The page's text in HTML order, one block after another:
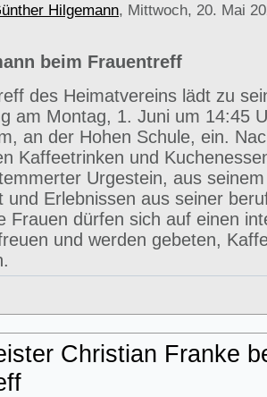
Hilgemann, Mittwoch, 20. Mai
beim Frauentreff
des Heimatvereins lädt zu
am Montag, 1. Juni um 14:45
an der Hohen Schule, ein.
Kaffeetrinken und
Urgestein, aus
und Erlebnissen aus seiner
Frauen dürfen sich auf einen
und werden gebeten,
Christian Franke